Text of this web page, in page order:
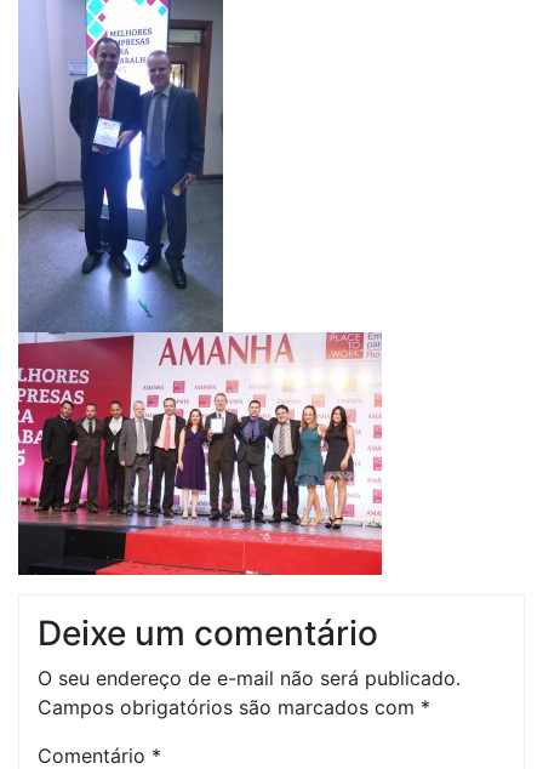
Deixe um comentário
O seu endereço de e-mail não será publicado.
Campos obrigatórios são marcados com *
Comentário *